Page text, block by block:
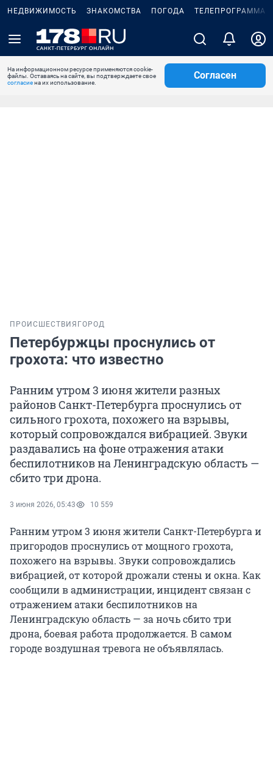
НЕДВИЖИМОСТЬ ЗНАКОМСТВА ПОГОДА ТЕЛЕПРОГРАММА
На информационном ресурсе применяются cookie-
файлы. Оставаясь на сайте, вы подтверждаете свое
согласиена их использование.
Согласен
ПРОИСШЕСТВИЯ ГОРОД
Петербуржцы проснулись от
грохота: что известно
Ранним утром 3 июня жители разных
районов Санкт-Петербурга проснулись от
сильного грохота, похожего на взрывы,
который сопровождался вибрацией. Звуки
раздавались на фоне отражения атаки
беспилотников на Ленинградскую область —
сбито три дрона.
3 июня 2026, 05:43 10 559
Ранним утром 3 июня жители Санкт-Петербурга и
пригородов проснулись от мощного грохота,
похожего на взрывы. Звуки сопровождались
вибрацией, от которой дрожали стены и окна. Как
сообщили в администрации, инцидент связан с
отражением атаки беспилотников на
Ленинградскую область — за ночь сбито три
дрона, боевая работа продолжается. В самом
городе воздушная тревога не объявлялась.